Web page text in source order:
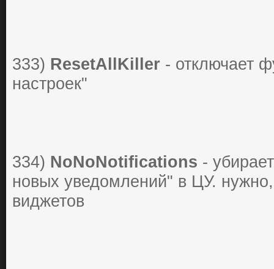
333) ResetAllKiller - отключает
настроек"
334) NoNoNotifications -
новых уведомлений" в ЦУ. нужно,
виджетов